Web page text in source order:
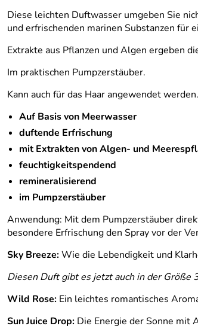
Diese leichten Duftwasser umgeben Sie
und erfrischenden marinen Substanzen für
Extrakte aus Pflanzen und Algen ergeben
Im praktischen Pumpzerstäuber.
Kann auch für das Haar angewendet werden.
Auf Basis von Meerwasser
duftende Erfrischung
mit Extrakten von Algen- und
feuchtigkeitspendend
remineralisierend
im Pumpzerstäuber
Anwendung: Mit dem Pumpzerstäuber
besondere Erfrischung den Spray vor der
Sky Breeze:Wie die Lebendigkeit und
Diesen Duft gibt es jetzt auch in der Größe
Wild Rose: Ein leichtes romantisches
Sun Juice Drop: Die Energie der Sonne mit